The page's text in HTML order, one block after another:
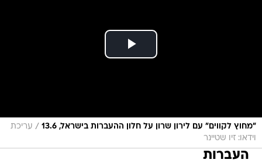
"מחוץ לקווים" עם לירון שרון על חלון ההעברות בישראל, 13.6 / עריכת
וידאו: זיו שטיינר
העברות